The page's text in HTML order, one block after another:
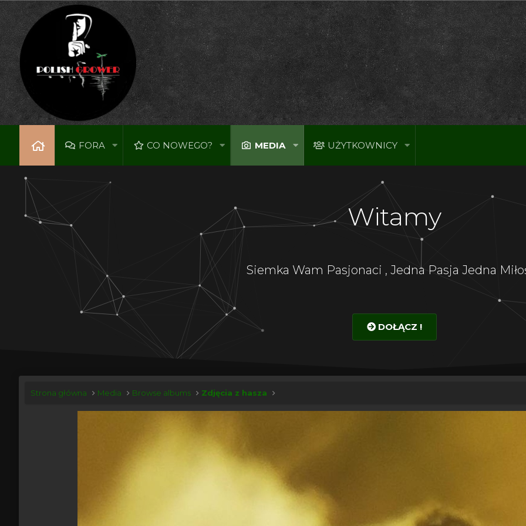
FORA CO NOWEGO? MEDIA UŻYTKOWNICY
Witamy
Siemka Wam Pasjonaci , Jedna Pasja Jedna
DOŁĄCZ !
Strona główna Media Browse albums Zdjęcia z hasza